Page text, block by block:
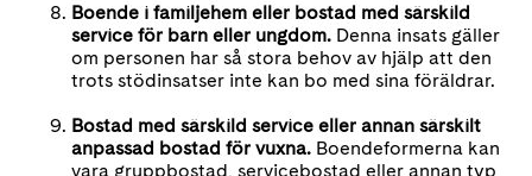
Boende i familjehem eller bostad med särskild
service för barn eller ungdom. Denna insats gäller
om personen har så stora behov av hjälp att den
trots stödinsatser inte kan bo med sina föräldrar.
Bostad med särskild service eller annan särskilt
anpassad bostad för vuxna. Boendeformerna kan
vara gruppbostad, servicebostad eller annan typ